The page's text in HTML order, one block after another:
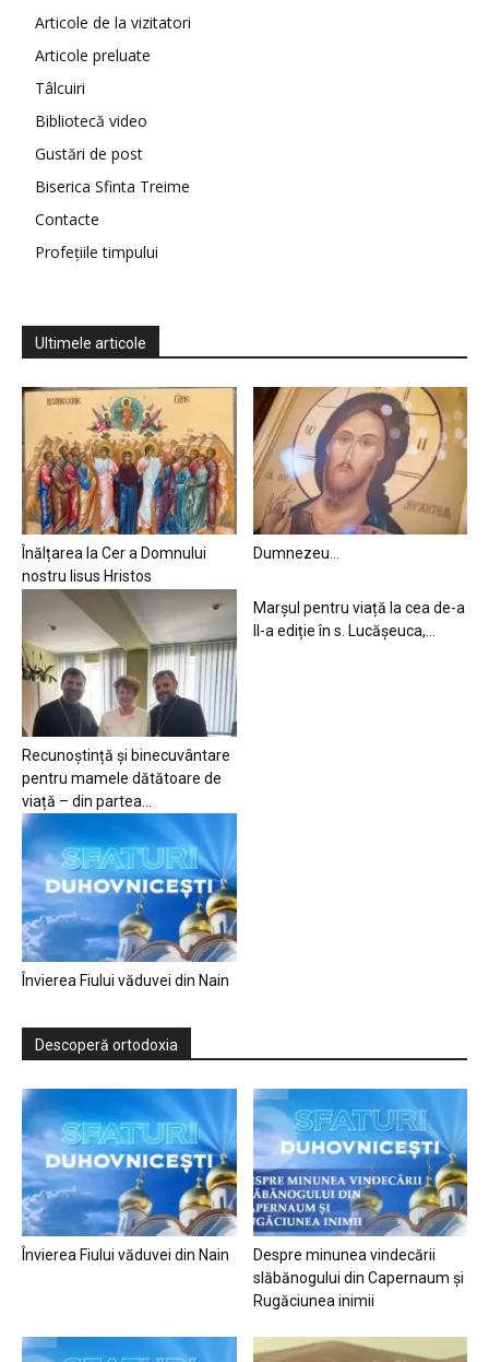
Articole de la vizitatori
Articole preluate
Tâlcuiri
Bibliotecă video
Gustări de post
Biserica Sfinta Treime
Contacte
Profețiile timpului
Ultimele articole
Înălțarea la Cer a Domnului
nostru Iisus Hristos
Dumnezeu…
Recunoștință și binecuvântare
pentru mamele dătătoare de
viață – din partea...
Marșul pentru viață la cea de-a
II-a ediție în s. Lucășeuca,...
Învierea Fiului văduvei din Nain
Descoperă ortodoxia
Învierea Fiului văduvei din Nain
Despre minunea vindecării
slăbănogului din Capernaum și
Rugăciunea inimii